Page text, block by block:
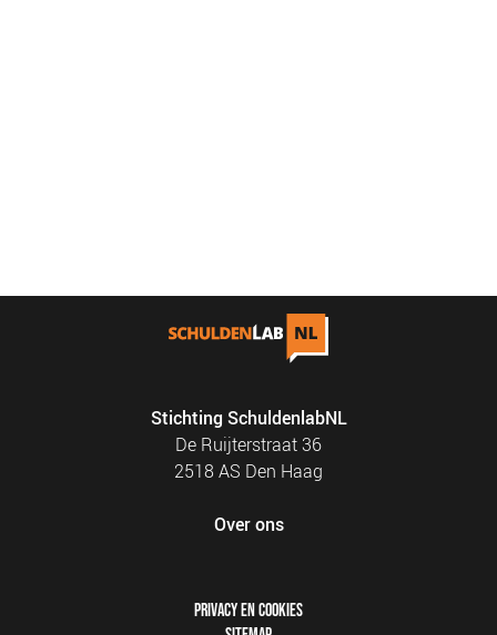
Stichting SchuldenlabNL
De Ruijterstraat 36
2518 AS Den Haag
Over ons
PRIVACY EN COOKIES